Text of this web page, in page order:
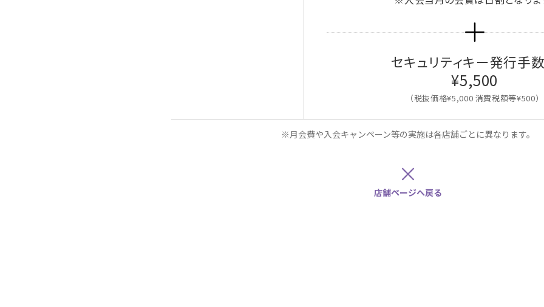
セキュリティキー発行手
¥5,500
（税抜価格¥5,000 消費税額等¥500）
※月会費や入会キャンペーン等の実施は各店舗ごとに異なります。
×
店舗ページへ戻る